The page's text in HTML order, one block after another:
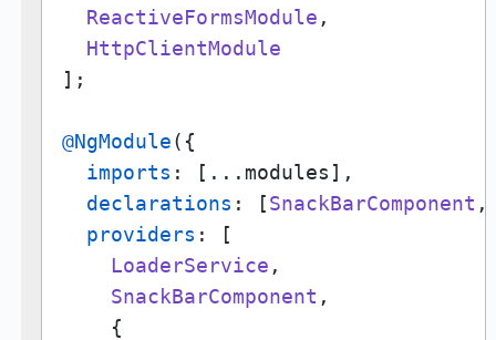
ReactiveFormsModule ,
HttpClientModule
];
@NgModule({
imports : [...modules],
declarations : [SnackBarComponent
providers : [
LoaderService ,
SnackBarComponent ,
    {